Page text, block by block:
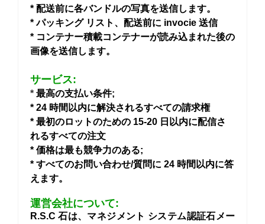
* 配送前に各バンドルの写真を送信します。
* パッキング リスト、配送前に invocie 送信
* コンテナー積載コンテナーが読み込まれた後の
画像を送信します。
サービス:
* 最高の支払い条件;
* 24 時間以内に解決されるすべての請求権
* 最初のロットのための 15-20 日以内に配信さ
れるすべての注文
* 価格は最も競争力のある;
* すべてのお問い合わせ/質問に 24 時間以内に答
えます。
運営会社について:
R.S.C 石は、マネジメント システム認証石メー